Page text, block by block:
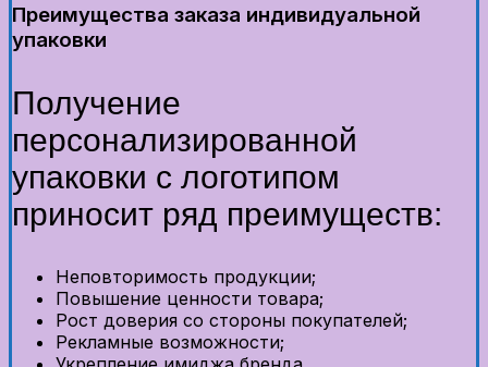
Преимущества заказа индивидуальной
упаковки
Получение
персонализированной
упаковки с логотипом
приносит ряд преимуществ:
Неповторимость продукции;
Повышение ценности товара;
Рост доверия со стороны покупателей;
Рекламные возможности;